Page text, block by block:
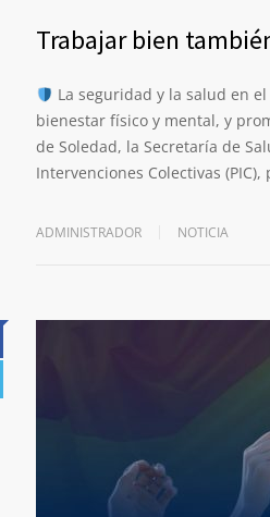
Trabajar bien
La seguridad y la salud en
bienestar físico y mental, y
de Soledad, la Secretaría de
Intervenciones Colectivas
ADMINISTRADOR NOTICIA